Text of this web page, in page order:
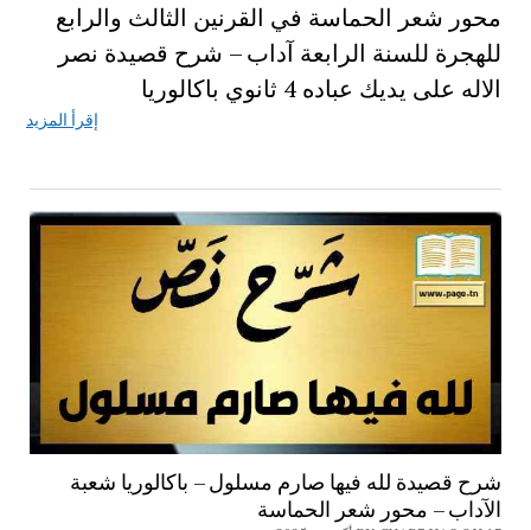
محور شعر الحماسة في القرنين الثالث والرابع
للهجرة للسنة الرابعة آداب – شرح قصيدة نصر
الاله على يديك عباده 4 ثانوي باكالوريا
إقرأ المزيد
شرح قصيدة لله فيها صارم مسلول – باكالوريا شعبة
الآداب – محور شعر الحماسة